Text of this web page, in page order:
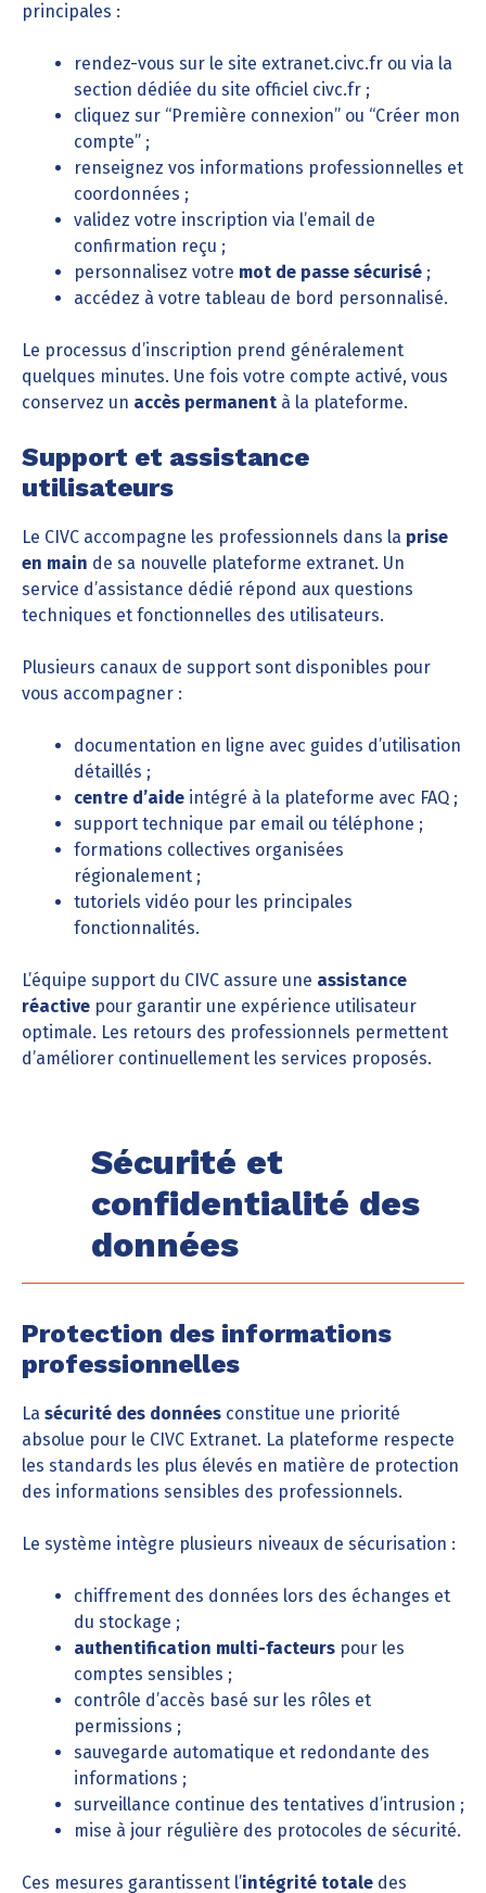
principales :
rendez-vous sur le site extranet.civc.fr ou via la
section dédiée du site officiel civc.fr ;
cliquez sur “Première connexion” ou “Créer mon
compte” ;
renseignez vos informations professionnelles et
coordonnées ;
validez votre inscription via l’email de
confirmation reçu ;
personnalisez votre mot de passe sécurisé ;
accédez à votre tableau de bord personnalisé.
Le processus d’inscription prend généralement
quelques minutes. Une fois votre compte activé, vous
conservez un accès permanent à la plateforme.
Support et assistance
utilisateurs
Le CIVC accompagne les professionnels dans la prise
en main de sa nouvelle plateforme extranet. Un
service d’assistance dédié répond aux questions
techniques et fonctionnelles des utilisateurs.
Plusieurs canaux de support sont disponibles pour
vous accompagner :
documentation en ligne avec guides d’utilisation
détaillés ;
centre d’aide intégré à la plateforme avec FAQ ;
support technique par email ou téléphone ;
formations collectives organisées
régionalement ;
tutoriels vidéo pour les principales
fonctionnalités.
L’équipe support du CIVC assure une assistance
réactive pour garantir une expérience utilisateur
optimale. Les retours des professionnels permettent
d’améliorer continuellement les services proposés.
Sécurité et
confidentialité des
données
Protection des informations
professionnelles
La sécurité des données constitue une priorité
absolue pour le CIVC Extranet. La plateforme respecte
les standards les plus élevés en matière de protection
des informations sensibles des professionnels.
Le système intègre plusieurs niveaux de sécurisation :
chiffrement des données lors des échanges et
du stockage ;
authentification multi-facteurs pour les
comptes sensibles ;
contrôle d’accès basé sur les rôles et
permissions ;
sauvegarde automatique et redondante des
informations ;
surveillance continue des tentatives d’intrusion ;
mise à jour régulière des protocoles de sécurité.
Ces mesures garantissent l’intégrité totale des